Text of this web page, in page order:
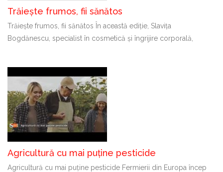
Trăiește frumos, fii sănătos
Trăiește frumos, fii sănătos În această ediție, Slavița
Bogdănescu, specialist în cosmetică și îngrijire corporală,
Agricultură cu mai puține pesticide
Agricultură cu mai puține pesticide Fermierii din Europa încep